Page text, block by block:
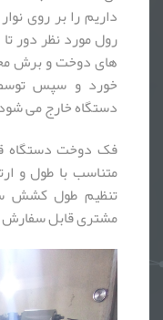
داریم را بر روی
رول مورد نظر دور
های دوخت و برش
خورد و سپس
دستگاه خارج می
فک دوخت دستگاه
متناسب با طول و
تنظیم طول کشش
مشتری قابل